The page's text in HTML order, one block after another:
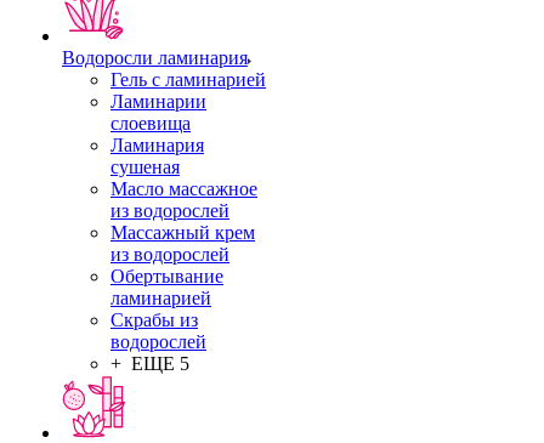
Водоросли ламинария
Гель с ламинарией
Ламинарии
слоевища
Ламинария
сушеная
Масло массажное
из водорослей
Массажный крем
из водорослей
Обертывание
ламинарией
Скрабы из
водорослей
+ ЕЩЕ 5